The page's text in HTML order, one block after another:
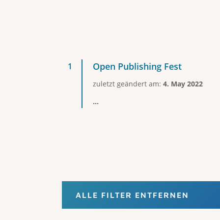
Open Publishing Fest
zuletzt geändert am: 4. May 2022
...
ALLE FILTER ENTFERNEN